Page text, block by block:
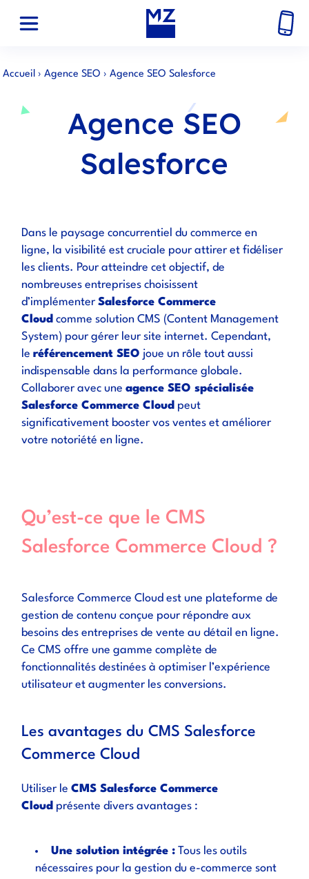
Accueil ›Agence SEO ›Agence SEO Salesforce
Agence SEO
Salesforce
Dans le paysage concurrentiel du commerce en
ligne, la visibilité est cruciale pour attirer et fidéliser
les clients. Pour atteindre cet objectif, de
nombreuses entreprises choisissent
d’implémenterSalesforce Commerce
Cloud comme solution CMS (Content Management
System) pour gérer leur site internet. Cependant,
leréférencement SEO joue un rôle tout aussi
indispensable dans la performance globale.
Collaborer avec uneagence SEO spécialisée
Salesforce Commerce Cloud peut
significativement booster vos ventes et améliorer
votre notoriété en ligne.
Qu’est-ce que le CMS
Salesforce Commerce Cloud ?
Salesforce Commerce Cloud est une plateforme de
gestion de contenu conçue pour répondre aux
besoins des entreprises de vente au détail en ligne.
Ce CMS offre une gamme complète de
fonctionnalités destinées à optimiser l’expérience
utilisateur et augmenter les conversions.
Les avantages du CMS Salesforce
Commerce Cloud
Utiliser leCMS Salesforce Commerce
Cloud présente divers avantages :
Une solution intégrée : Tous les outils
nécessaires pour la gestion du e-commerce sont